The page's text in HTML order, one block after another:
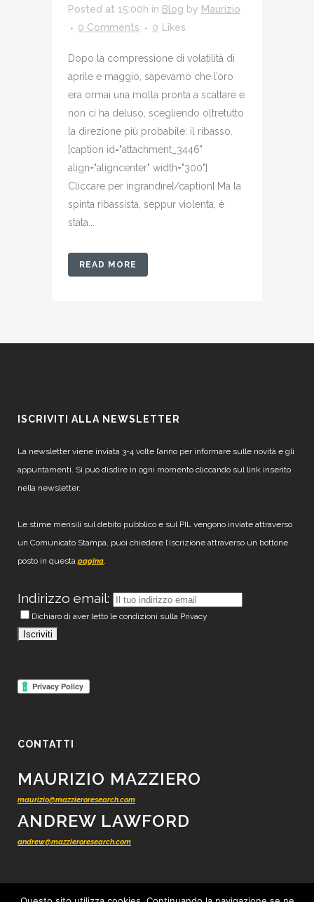
Posted at 15:00h in Blog by Maurizio
0 Comments
0 Likes
Dopo la compressione di volatilità di
aprile e maggio, sapevamo che l’oro
era ormai una molla pronta a scattare e
non ci ha deluso, scegliendo oltretutto
la direzione più probabile: il ribasso.
[caption id="attachment_3446"
align="aligncenter" width="300"]
Cliccare per ingrandire[/caption] Ma la
spinta ribassista, seppur violenta, è
stata...
READ MORE
ISCRIVITI ALLA NEWSLETTER
La newsletter viene inviata 3-4 volte l’anno per informare sulle novità e gli
appuntamenti. Si può disdire in ogni momento cliccando sul link inserito
nella newsletter.
Le stime mensili sul debito pubblico e sul PIL vengono inviate attraverso
un Comunicato Stampa, puoi chiedere l’iscrizione attraverso un bottone
posto in questa pagina.
Indirizzo email:
Dichiaro di aver letto le condizioni sulla Privacy
CONTATTI
MAURIZIO MAZZIERO
maurizio@mazzieroresearch.com
ANDREW LAWFORD
andrew@mazzieroresearch.com